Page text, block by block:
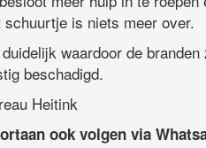
schuurtje is niets meer over.
waardoor de
beschadigd.
Heitink
ook volgen via